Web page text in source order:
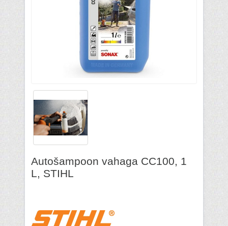
Autošampoon vahaga CC100, 1
L, STIHL